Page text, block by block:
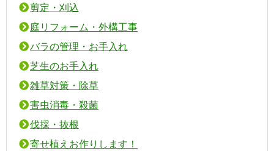
剪定・刈込
庭リフォーム・外構工事
バラの管理・お手入れ
芝生のお手入れ
雑草対策・除草
害虫消毒・殺菌
伐採・抜根
寄せ植えお作りします！